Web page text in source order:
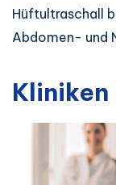
Hüftultraschall
Abdomen- und
Kliniken